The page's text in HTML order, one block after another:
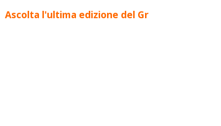
Ascolta l'ultima edizione del Gr